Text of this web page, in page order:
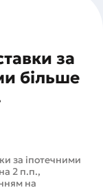
за
більше
за іпотечними
2 п.п.,
на